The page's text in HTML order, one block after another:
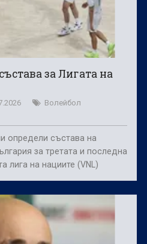
за Лигата на
Волейбол
определи състава на
за третата и последна
лига на нациите (VNL)